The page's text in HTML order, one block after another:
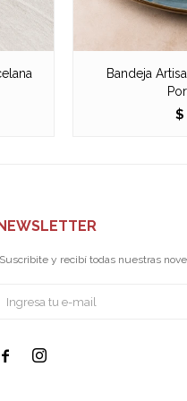
Bandeja
$
y recibí todas nuestras
 